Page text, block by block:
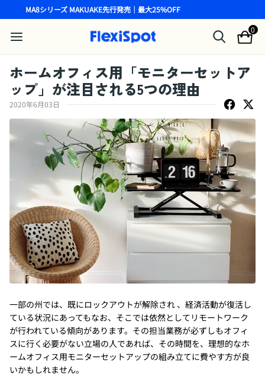
MA8シリーズ MAKUAKE先行発売｜最大25%OFF
0
ホームオフィス用「モニターセットア
ップ」が注目される5つの理由
2020年6月03日
一部の州では、既にロックアウトが解除され 、経済活動が復活し
ている状況にあってもなお、そこでは依然としてリモートワーク
が行われている傾向があります。その担当業務が必ずしもオフィ
スに行く必要がない立場の人であれば、その時間を、理想的なホ
ームオフィス用モニターセットアップの組み立てに費やす方が良
いかもしれません。